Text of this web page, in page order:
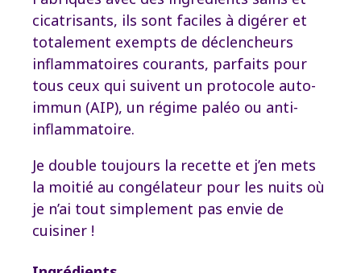
cicatrisants, ils sont faciles à digérer et
totalement exempts de déclencheurs
inflammatoires courants, parfaits pour
tous ceux qui suivent un protocole auto-
immun (AIP), un régime paléo ou anti-
inflammatoire.
Je double toujours la recette et j’en mets
la moitié au congélateur pour les nuits où
je n’ai tout simplement pas envie de
cuisiner !